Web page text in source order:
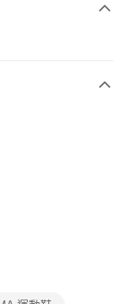
AFTEE先享後付」
可透過四大超商／
。
示為準，若有關於
「AFTEE先享後付
home